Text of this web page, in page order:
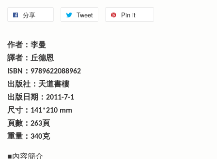
分享 Tweet Pin it
作者：李曼
譯者：丘德恩
ISBN：9789622088962
出版社：天道書樓
出版日期：2011-7-1
尺寸：141*210 mm
頁數：263頁
重量：340克
■內容簡介